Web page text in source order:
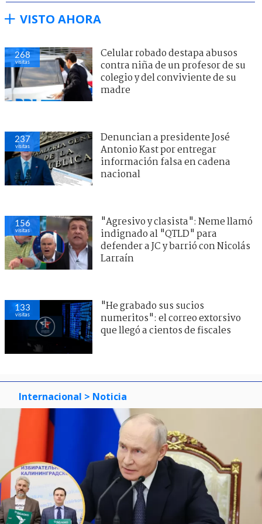
VISTO AHORA
268
visitas
Celular robado destapa abusos
contra niña de un profesor de su
colegio y del conviviente de su
madre
237
visitas
Denuncian a presidente José
Antonio Kast por entregar
información falsa en cadena
nacional
156
visitas
"Agresivo y clasista": Neme llamó
indignado al "QTLD" para
defender a JC y barrió con Nicolás
Larraín
133
visitas
"He grabado sus sucios
numeritos": el correo extorsivo
que llegó a cientos de fiscales
Internacional > Noticia